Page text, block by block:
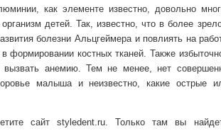
как элементе известно, довольно
детей. Так, известно, что в более
болезни Альцгеймера и повлиять на
костных тканей. Также
вызвать анемию. Тем не менее, нет
малыша и неизвестно, какие острые
сайт styledent.ru. Только там вы